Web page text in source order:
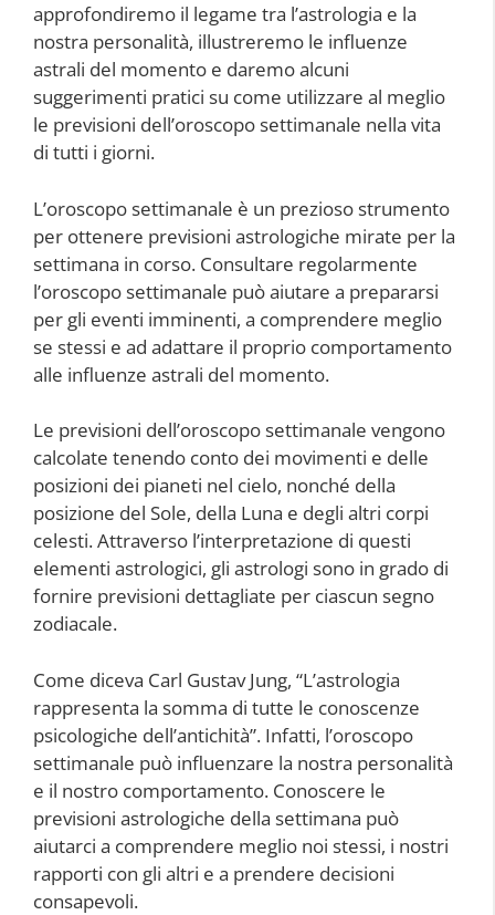
approfondiremo il legame tra l’astrologia e la
nostra personalità, illustreremo le influenze
astrali del momento e daremo alcuni
suggerimenti pratici su come utilizzare al meglio
le previsioni dell’oroscopo settimanale nella vita
di tutti i giorni.
L’oroscopo settimanale è un prezioso strumento
per ottenere previsioni astrologiche mirate per la
settimana in corso. Consultare regolarmente
l’oroscopo settimanale può aiutare a prepararsi
per gli eventi imminenti, a comprendere meglio
se stessi e ad adattare il proprio comportamento
alle influenze astrali del momento.
Le previsioni dell’oroscopo settimanale vengono
calcolate tenendo conto dei movimenti e delle
posizioni dei pianeti nel cielo, nonché della
posizione del Sole, della Luna e degli altri corpi
celesti. Attraverso l’interpretazione di questi
elementi astrologici, gli astrologi sono in grado di
fornire previsioni dettagliate per ciascun segno
zodiacale.
Come diceva Carl Gustav Jung, “L’astrologia
rappresenta la somma di tutte le conoscenze
psicologiche dell’antichità”. Infatti, l’oroscopo
settimanale può influenzare la nostra personalità
e il nostro comportamento. Conoscere le
previsioni astrologiche della settimana può
aiutarci a comprendere meglio noi stessi, i nostri
rapporti con gli altri e a prendere decisioni
consapevoli.